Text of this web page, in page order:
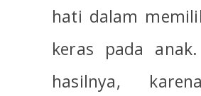
hati dalam
keras pada anak.
hasilnya,